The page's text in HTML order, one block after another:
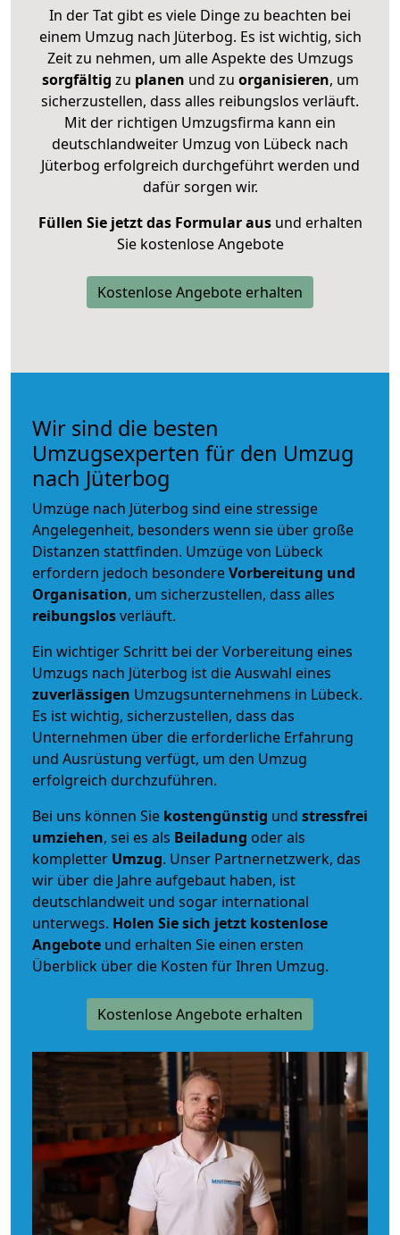
In der Tat gibt es viele Dinge zu beachten bei
einem Umzug nach Jüterbog. Es ist wichtig, sich
Zeit zu nehmen, um alle Aspekte des Umzugs
sorgfältig zu planen und zu organisieren, um
sicherzustellen, dass alles reibungslos verläuft.
Mit der richtigen Umzugsfirma kann ein
deutschlandweiter Umzug von Lübeck nach
Jüterbog erfolgreich durchgeführt werden und
dafür sorgen wir.
Füllen Sie jetzt das Formular ausund erhalten
Sie kostenlose Angebote
Kostenlose Angebote erhalten
Wir sind die besten
Umzugsexperten für den Umzug
nach Jüterbog
Umzüge nach Jüterbog sind eine stressige
Angelegenheit, besonders wenn sie über große
Distanzen stattfinden. Umzüge von Lübeck
erfordern jedoch besondereVorbereitung und
Organisation, um sicherzustellen, dass alles
reibungslosverläuft.
Ein wichtiger Schritt bei der Vorbereitung eines
Umzugs nach Jüterbog ist die Auswahl eines
zuverlässigen Umzugsunternehmens in Lübeck.
Es ist wichtig, sicherzustellen, dass das
Unternehmen über die erforderliche Erfahrung
und Ausrüstung verfügt, um den Umzug
erfolgreich durchzuführen.
Bei uns können Sie kostengünstig und stressfrei
umziehen, sei es als Beiladung oder als
kompletter Umzug. Unser Partnernetzwerk, das
wir über die Jahre aufgebaut haben, ist
deutschlandweit und sogar international
unterwegs. Holen Sie sich jetzt kostenlose
Angebote und erhalten Sie einen ersten
Überblick über die Kosten für Ihren Umzug.
Kostenlose Angebote erhalten